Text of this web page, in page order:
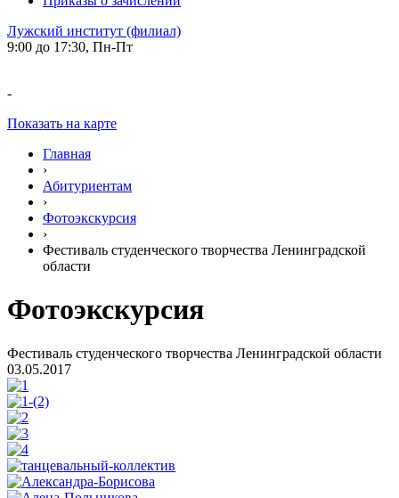
Лужский институт (филиал)
9:00 до 17:30, Пн-Пт
-
Показать на карте
Главная
›
Абитуриентам
›
Фотоэкскурсия
›
Фестиваль студенческого творчества Ленинградской
области
Фотоэкскурсия
Фестиваль студенческого творчества Ленинградской области
03.05.2017